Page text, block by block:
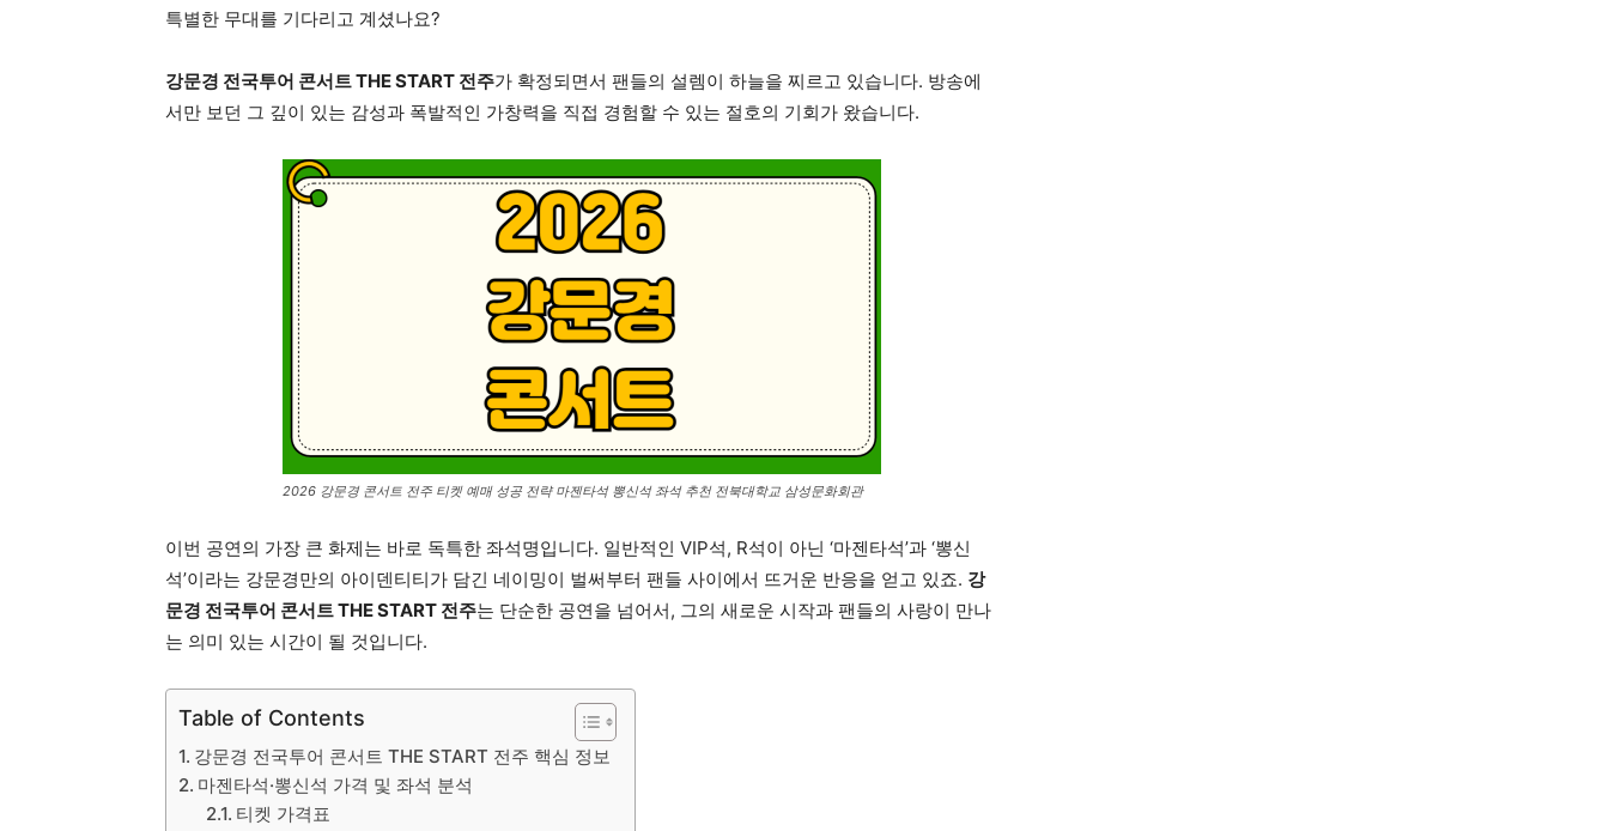
특별한 무대를 기다리고 계셨나요?
강문경 전국투어 콘서트 THE START 전주가 확정되면서 팬들의 설렘이 하늘을 찌르고 있습니다. 방송에
서만 보던 그 깊이 있는 감성과 폭발적인 가창력을 직접 경험할 수 있는 절호의 기회가 왔습니다.
2026 강문경 콘서트 전주 티켓 예매 성공 전략 마젠타석 뽕신석 좌석 추천 전북대학교 삼성문화회관
이번 공연의 가장 큰 화제는 바로 독특한 좌석명입니다. 일반적인 VIP석, R석이 아닌 ‘마젠타석’과 ‘뽕신
석’이라는 강문경만의 아이덴티티가 담긴 네이밍이 벌써부터 팬들 사이에서 뜨거운 반응을 얻고 있죠. 강
문경 전국투어 콘서트 THE START 전주는 단순한 공연을 넘어서, 그의 새로운 시작과 팬들의 사랑이 만나
는 의미 있는 시간이 될 것입니다.
Table of Contents
강문경 전국투어 콘서트 THE START 전주 핵심 정보
마젠타석·뽕신석 가격 및 좌석 분석
티켓 가격표